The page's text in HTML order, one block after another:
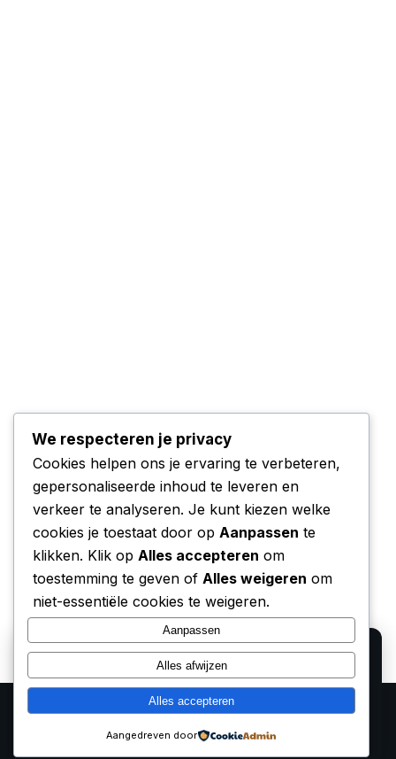
We gebruiken cookies voor analyse en om onze
affiliate partners (Bol.com, Amazon) hun verkopen te
laten meten. Lees onsprivacy beleid.
Alleen functioneel
We respecteren je privacy
Cookies helpen ons je ervaring te verbeteren,
gepersonaliseerde inhoud te leveren en
verkeer te analyseren. Je kunt kiezen welke
cookies je toestaat door op Aanpassen te
klikken. Klik op Alles accepteren om
toestemming te geven of Alles weigeren om
niet-essentiële cookies te weigeren.
Aanpassen
Alles afwijzen
Alles accepteren
Aangedreven door